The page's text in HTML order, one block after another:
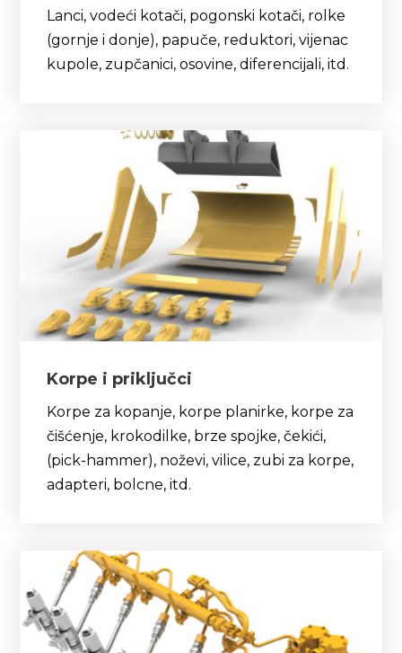
Lanci, vodeći kotači, pogonski kotači, rolke
(gornje i donje), papuče, reduktori, vijenac
kupole, zupčanici, osovine, diferencijali, itd.
Korpe i priključci
Korpe za kopanje, korpe planirke, korpe za
čišćenje, krokodilke, brze spojke, čekići,
(pick-hammer), noževi, vilice, zubi za korpe,
adapteri, bolcne, itd.